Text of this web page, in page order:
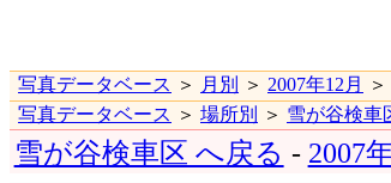
写真データベース ＞ 月別 ＞ 2007年12月 ＞
写真データベース ＞ 場所別 ＞ 雪が谷検車
雪が谷検車区 へ戻る - 2007